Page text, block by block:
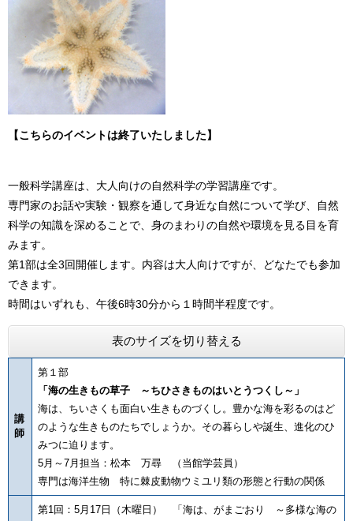
【こちらのイベントは終了いたしました】
一般科学講座は、大人向けの自然科学の学習講座です。
専門家のお話や実験・観察を通して身近な自然について学び、自然
科学の知識を深めることで、身のまわりの自然や環境を見る目を育
みます。
第1部は全3回開催します。内容は大人向けですが、どなたでも参加
できます。
時間はいずれも、午後6時30分から１時間半程度です。
表のサイズを切り替える
講
師
第１部
「海の生きもの草子 ～ちひさきものはいとうつくし～」
海は、ちいさくも面白い生きものづくし。豊かな海を彩るのはど
のような生きものたちでしょうか。その暮らしや誕生、進化のひ
みつに迫ります。
5月～7月担当：松本 万尋 （当館学芸員）
専門は海洋生物 特に棘皮動物ウミユリ類の形態と行動の関係
第1回：5月17日（木曜日） 「海は、がまごおり ～多様な海の